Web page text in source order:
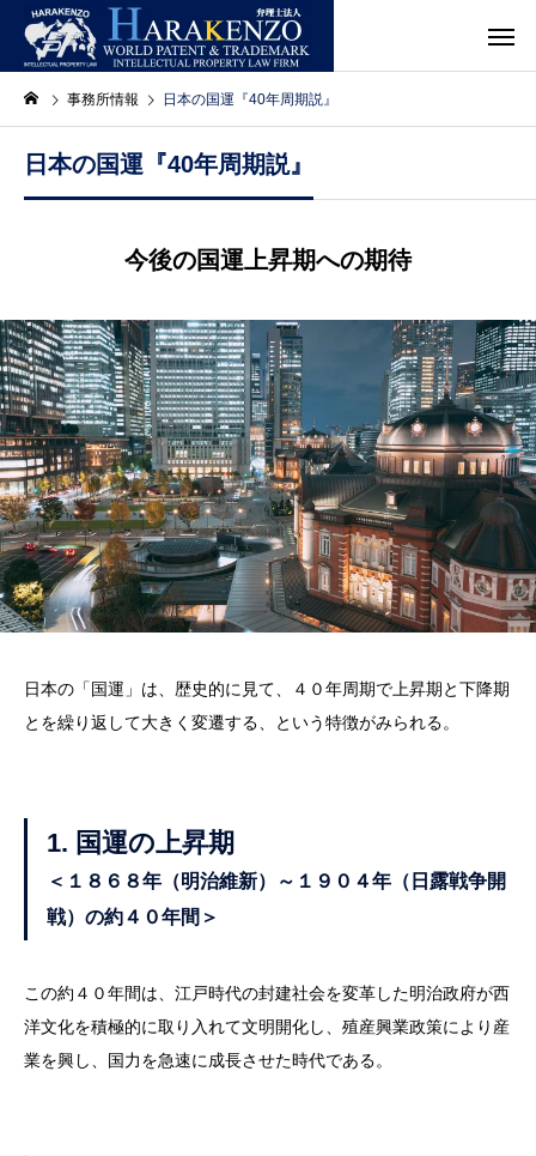
事務所情報 日本の国運『40年周期説』
日本の国運『40年周期説』
今後の国運上昇期への期待
日本の「国運」は、歴史的に見て、４０年周期で上昇期と下降期
とを繰り返して大きく変遷する、という特徴がみられる。
1. 国運の上昇期
＜１８６８年（明治維新）～１９０４年（日露戦争開
戦）の約４０年間＞
この約４０年間は、江戸時代の封建社会を変革した明治政府が西
洋文化を積極的に取り入れて文明開化し、殖産興業政策により産
業を興し、国力を急速に成長させた時代である。